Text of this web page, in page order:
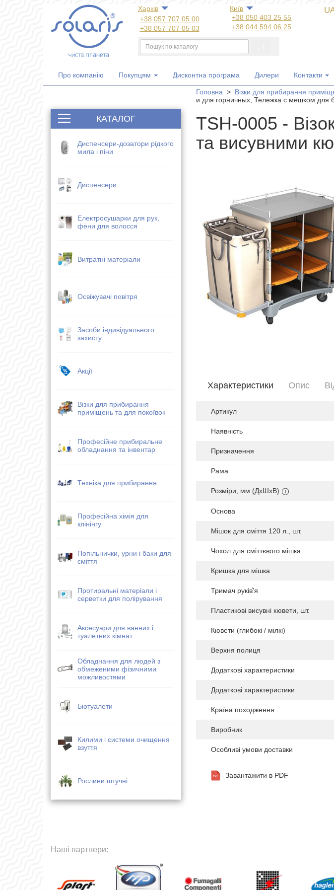
Харкiв
+38 057 707 05 00
+38 057 707 05 03
+38 050 300 06 77
+38 067 533 81 21
+38 063 707 05 00
Київ
+38 050 403 25 55
+38 044 594 06 25
+38 067 554 50 60
Про компанію Покупцям Дисконтна програма Дилери Контакти
Головна > Візки для прибирання
и для горничных, Тележка с мешком для
КАТАЛОГ
Диспенсери-дозатори рідкого
мила і піни
Диспенсери
Електросушарки для рук,
фени для волосся
Витратні матеріали
Освіжувачі повітря
Засоби індивідуального
захисту
Акції
Візки для прибирання
приміщень та для покоївок
Професійне прибиральне
обладнання та інвентар
Техніка для прибирання
Професійна хімія для
клінінгу
Попільнички, урни і баки для
сміття
Протиральні матеріали і
серветки для полірування
Аксесуари для ванних і
туалетних кімнат
Обладнання для людей з
обмеженими фізичними
можливостями
Біотуалети
Килими і системи очищення
взуття
Рослини штучні
TSH-0005 -
та висувними
Характеристики Опис
Артикул
Наявність
Призначення
Рама
Розміри, мм (ДхШхВ)
Основа
Мішок для сміття 120 л., шт.
Чохол для сміттєвого мішка
Кришка для мішка
Тримач руків҆'я
Пластикові висувні кювети, шт.
Кювети (глибокі / мілкі)
Верхня полиця
Додаткові характеристики
Додаткові характеристики
Країна походження
Виробник
Особливі умови доставки
Завантажити в PDF
Наші партнери: